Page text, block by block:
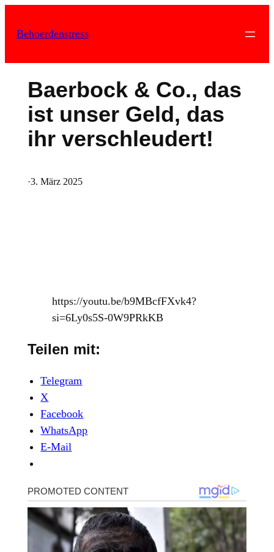
Inhalt
Behoerdenstress
Baerbock & Co., das
ist unser Geld, das
ihr verschleudert!
·3. März 2025
https://youtu.be/b9MBcfFXvk4?
si=6Ly0s5S-0W9PRkKB
Teilen mit:
Telegram
X
Facebook
WhatsApp
E-Mail